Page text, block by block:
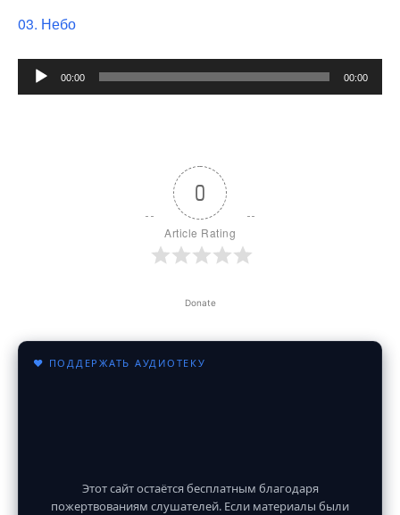
03. Небо
Audio
Player
00:00 00:00
0
Article Rating
Donate
♥ ПОДДЕРЖАТЬ АУДИОТЕКУ
Этот сайт остаётся бесплатным благодаря
пожертвованиям слушателей. Если материалы были